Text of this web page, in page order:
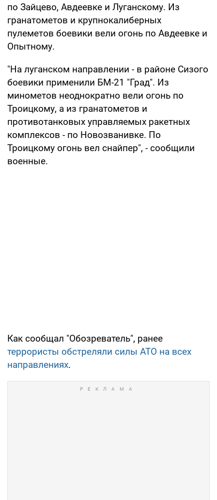
по Зайцево, Авдеевке и Луганскому. Из
гранатометов и крупнокалиберных
пулеметов боевики вели огонь по Авдеевке и
Опытному.
"На луганском направлении - в районе Сизого
боевики применили БМ-21 "Град". Из
минометов неоднократно вели огонь по
Троицкому, а из гранатометов и
противотанковых управляемых ракетных
комплексов - по Новозванивке. По
Троицкому огонь вел снайпер", - сообщили
военные.
Как сообщал "Обозреватель", ранее
террористы обстреляли силы АТО на всех
направлениях.